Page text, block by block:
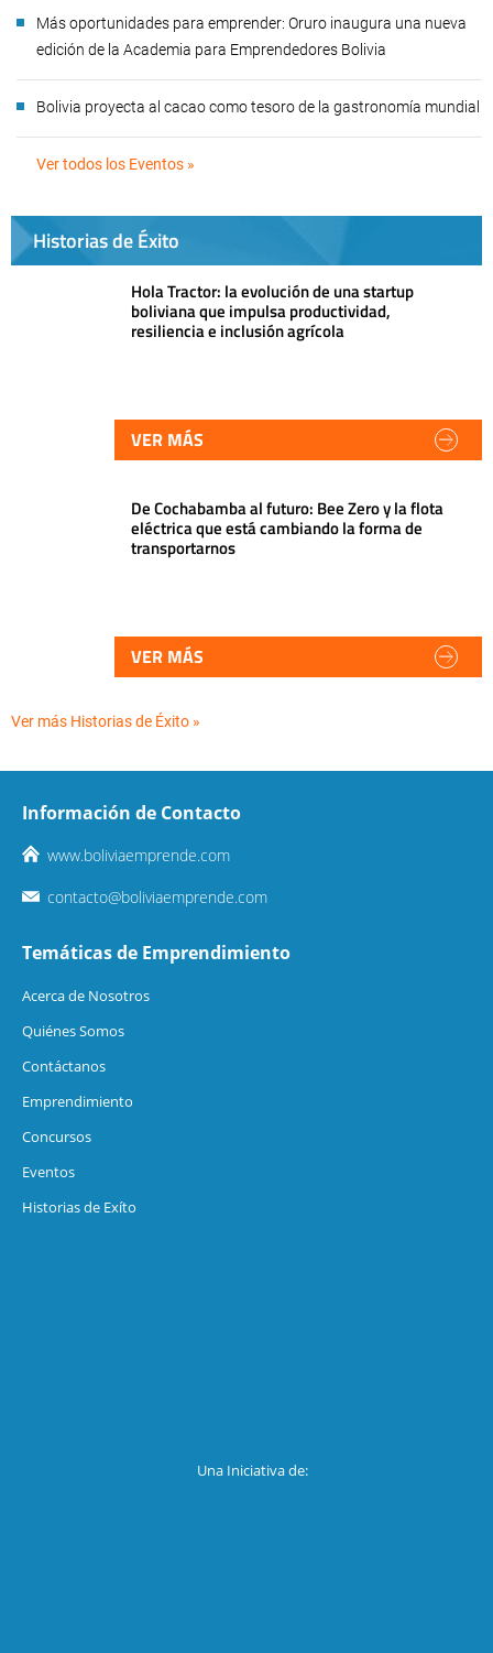
Más oportunidades para emprender: Oruro inaugura una nueva
edición de la Academia para Emprendedores Bolivia
Bolivia proyecta al cacao como tesoro de la gastronomía mundial
Ver todos los Eventos »
Historias de Éxito
Hola Tractor: la evolución de una startup
boliviana que impulsa productividad,
resiliencia e inclusión agrícola
VER MÁS
De Cochabamba al futuro: Bee Zero y la flota
eléctrica que está cambiando la forma de
transportarnos
VER MÁS
Ver más Historias de Éxito »
Información de Contacto
www.boliviaemprende.com
contacto@boliviaemprende.com
Temáticas de Emprendimiento
Acerca de Nosotros
Quiénes Somos
Contáctanos
Emprendimiento
Concursos
Eventos
Historias de Exíto
Una Iniciativa de: